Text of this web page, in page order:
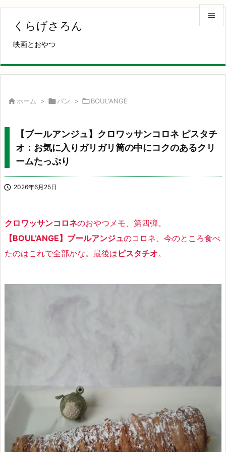
くらげさろん
映画とおやつ


サイド

検索
 ホーム > パン > BOUL'ANGE
【ブールアンジュ】クロワッサンコロネ ピスタチ
オ：お気に入りガリガリ筒の中にコクのあるクリ
ームたっぷり
 2026年6月25日
クロワッサンコロネのおやつメモ、第四弾。
【BOUL’ANGE】ブールアンジュのコロネ、今のところ食べ
たのはこれで全部かな。最後は ピスタチオ。